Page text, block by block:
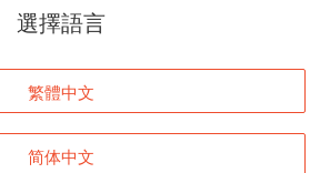
頁面無法顯示
登入
返回首頁
選擇語言
繁體中文
简体中文